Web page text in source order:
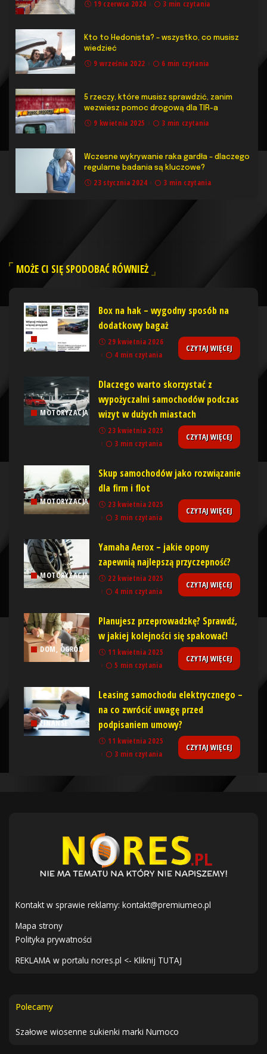
19 czerwca 2024 3 min czytania
Kto to Hedonista? – wszystko, co musisz
wiedzieć
9 września 2022 6 min czytania
5 rzeczy, które musisz sprawdzić, zanim
wezwiesz pomoc drogową dla TIR-a
9 kwietnia 2025 3 min czytania
Wczesne wykrywanie raka gardła – dlaczego
regularne badania są kluczowe?
23 stycznia 2024 3 min czytania
MOŻE CI SIĘ SPODOBAĆ RÓWNIEŻ
Box na hak – wygodny sposób na
dodatkowy bagaż
29 kwietnia 2026
4 min czytania
CZYTAJ WIĘCEJ
MOTORYZACJA
Dlaczego warto skorzystać z
wypożyczalni samochodów podczas
wizyt w dużych miastach
23 kwietnia 2025
3 min czytania
CZYTAJ WIĘCEJ
MOTORYZACJA
Skup samochodów jako rozwiązanie
dla firm i flot
23 kwietnia 2025
3 min czytania
CZYTAJ WIĘCEJ
MOTORYZACJA
Yamaha Aerox – jakie opony
zapewnią najlepszą przyczepność?
22 kwietnia 2025
4 min czytania
CZYTAJ WIĘCEJ
DOM, OGRÓD
Planujesz przeprowadzkę? Sprawdź,
w jakiej kolejności się spakować!
11 kwietnia 2025
5 min czytania
CZYTAJ WIĘCEJ
FINANSE
Leasing samochodu elektrycznego –
na co zwrócić uwagę przed
podpisaniem umowy?
11 kwietnia 2025
3 min czytania
CZYTAJ WIĘCEJ
Kontakt w sprawie reklamy: kontakt@premiumeo.pl
Mapa strony
Polityka prywatności
REKLAMA w portalu nores.pl <- Kliknij TUTAJ
Polecamy
Szałowe wiosenne sukienki marki Numoco